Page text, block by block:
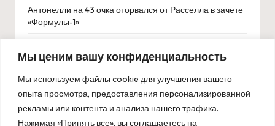
Мы ценим вашу конфиденциальность
Мы используем файлы cookie для улучшения вашего
опыта просмотра, предоставления персонализированной
рекламы или контента и анализа нашего трафика.
Нажимая «Принять все», вы соглашаетесь на
Антонелли на 43 очка оторвался от Расселла в зачете
«Формулы-1»
Англии и Ганы